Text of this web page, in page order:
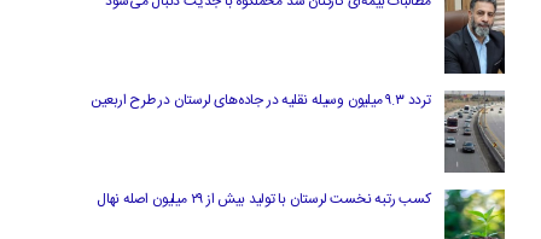
تردد ۹.۳ میلیون وسیله نقلیه در جاده‌های لرستان در طرح اربعین
کسب رتبه نخست لرستان با تولید بیش از ۲۹ میلیون اصله نهال